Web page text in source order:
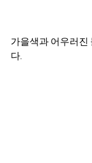
가을색과 어우러진
다.